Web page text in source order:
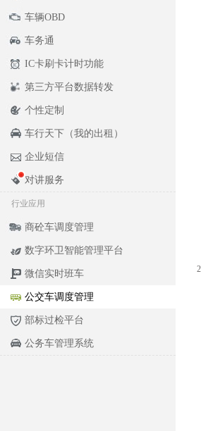
车辆OBD
车务通
IC卡刷卡计时功能
第三方平台数据转发
个性定制
车行天下（我的出租）
企业短信
对讲服务
行业应用
商砼车调度管理
数字环卫智能管理平台
微信实时班车
公交车调度管理
部标过检平台
公务车管理系统